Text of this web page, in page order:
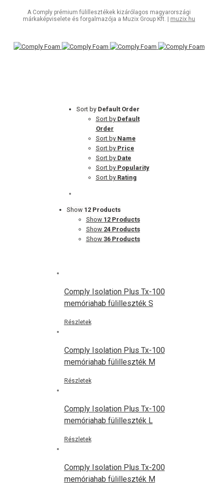
A Comply prémium fülillesztékek kizárólagos magyarországi
márkaképviselete és forgalmazója a Muzix Group Kft. | muzix.hu
Sort by Default Order
Sort by Default
Order
Sort by Name
Sort by Price
Sort by Date
Sort by Popularity
Sort by Rating
Show 12 Products
Show 12 Products
Show 24 Products
Show 36 Products
Comply Isolation Plus Tx-100
memóriahab fülilleszték S
Részletek
Comply Isolation Plus Tx-100
memóriahab fülilleszték M
Részletek
Comply Isolation Plus Tx-100
memóriahab fülilleszték L
Részletek
Comply Isolation Plus Tx-200
memóriahab fülilleszték M